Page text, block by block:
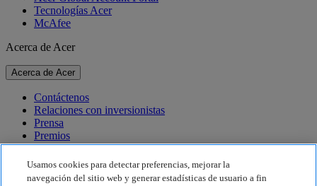
Tecnologías Acer
McAfee
Acerca de Acer
Acerca de Acer
Contáctenos
Relaciones con inversionistas
Prensa
Premios
Eventos
Sostenibilidad
Usamos cookies para detectar preferencias, mejorar la
navegación del sitio web y generar estadísticas de usuario a fin